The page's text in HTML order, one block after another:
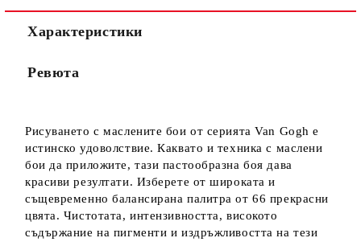
Характеристики
Ревюта
Рисуването с маслените бои от серията Van Gogh е
истинско удоволствие. Каквато и техника с маслени
бои да приложите, тази пастообразна боя дава
красиви резултати. Изберете от широката и
същевременно балансирана палитра от 66 прекрасни
цвята. Чистотата, интензивността, високото
съдържание на пигменти и издръжливостта на тези